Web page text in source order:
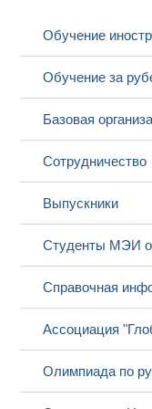
Обучение
Обучение за
Базовая
Сотрудничество
Выпускники
Студенты МЭИ о
Справочная
Ассоциация
Олимпиада по